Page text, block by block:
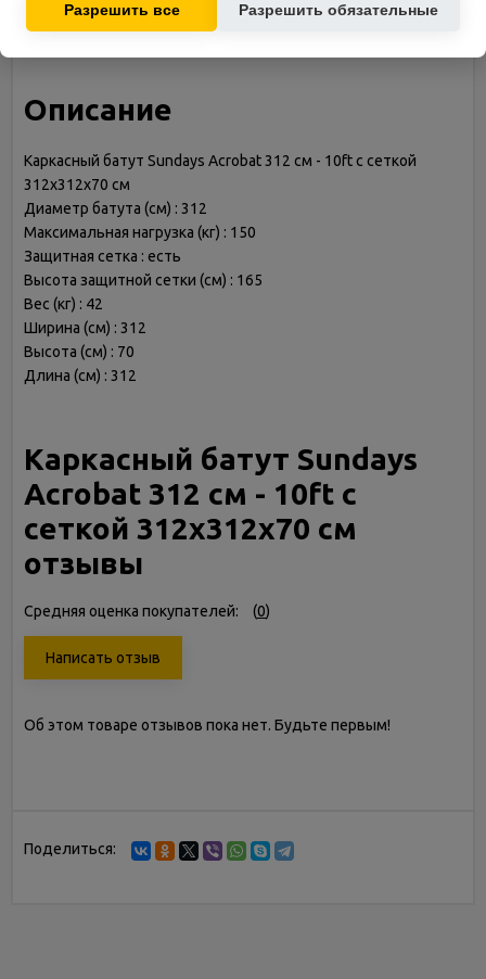
сеткой 312х312х70 см
Описание
Каркасный батут Sundays Acrobat 312 см - 10ft с сеткой
312х312х70 см
Диаметр батута (см) : 312
Максимальная нагрузка (кг) : 150
Защитная сетка : есть
Высота защитной сетки (см) : 165
Вес (кг) : 42
Ширина (см) : 312
Высота (см) : 70
Длина (см) : 312
Каркасный батут Sundays
Acrobat 312 см - 10ft с
сеткой 312х312х70 см
отзывы
Средняя оценка покупателей: (0)
Написать отзыв
Об этом товаре отзывов пока нет. Будьте первым!
Поделиться:
Разрешить все Разрешить обязательные